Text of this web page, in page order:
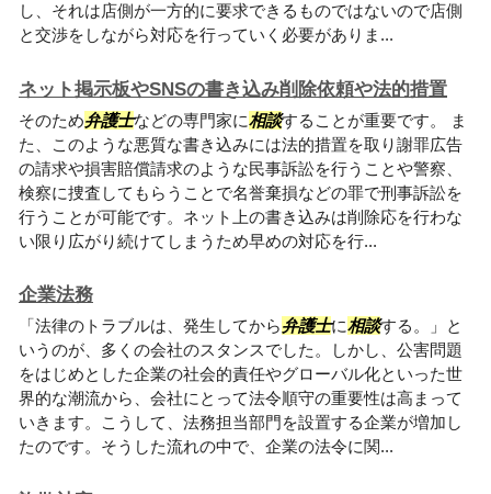
し、それは店側が一方的に要求できるものではないので店側
と交渉をしながら対応を行っていく必要がありま...
ネット掲示板やSNSの書き込み削除依頼や法的措置
そのため弁護士などの専門家に相談することが重要です。 ま
た、このような悪質な書き込みには法的措置を取り謝罪広告
の請求や損害賠償請求のような民事訴訟を行うことや警察、
検察に捜査してもらうことで名誉棄損などの罪で刑事訴訟を
行うことが可能です。ネット上の書き込みは削除応を行わな
い限り広がり続けてしまうため早めの対応を行...
企業法務
「法律のトラブルは、発生してから弁護士に相談する。」と
いうのが、多くの会社のスタンスでした。しかし、公害問題
をはじめとした企業の社会的責任やグローバル化といった世
界的な潮流から、会社にとって法令順守の重要性は高まって
いきます。こうして、法務担当部門を設置する企業が増加し
たのです。そうした流れの中で、企業の法令に関...